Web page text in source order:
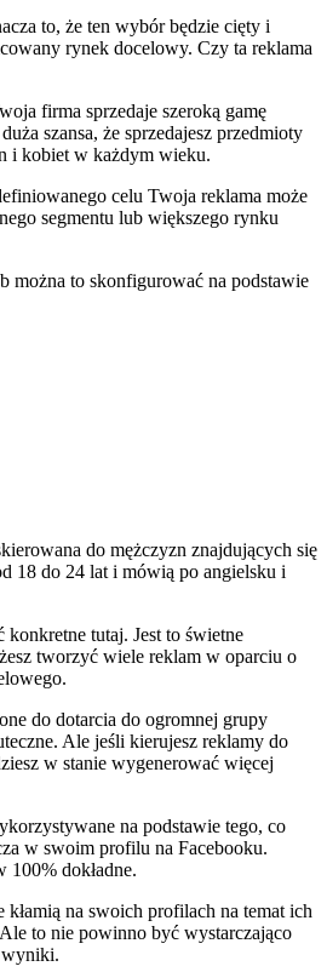
to, że ten wybór będzie cięty i
rynek docelowy. Czy ta reklama
firma sprzedaje szeroką gamę
szansa, że sprzedajesz przedmioty
i kobiet w każdym wieku.
celu Twoja reklama może
segmentu lub większego rynku
można to skonfigurować na podstawie
do mężczyzn znajdujących się
18 do 24 lat i mówią po angielsku i
konkretne tutaj. Jest to świetne
tworzyć wiele reklam w oparciu o
do dotarcia do ogromnej grupy
Ale jeśli kierujesz reklamy do
w stanie wygenerować więcej
na podstawie tego, co
w swoim profilu na Facebooku.
100% dokładne.
na swoich profilach na temat ich
to nie powinno być wystarczająco
wyniki.